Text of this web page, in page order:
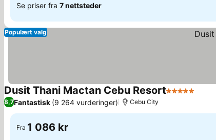
Se priser fra 7 nettsteder
Populært valg
Dusit Thani Mactan Cebu Resort5 Stjerner
8,7Fantastisk (9 264 vurderinger) Cebu City
Fra 1 086 kr